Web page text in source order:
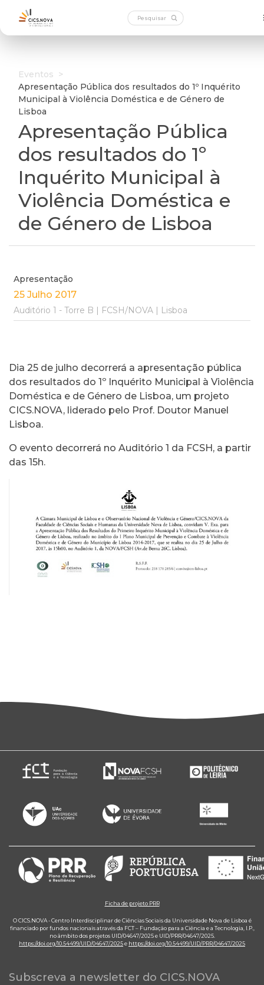
Eventos >
Apresentação Pública dos resultados do 1º Inquérito
Municipal à Violência Doméstica e de Género de
Lisboa
Apresentação Pública
dos resultados do 1º
Inquérito Municipal à
Violência Doméstica e
de Género de Lisboa
Dia 25 de julho decorrerá a apresentação pública
dos resultados do 1º Inquérito Municipal à Violência
Doméstica e de Género de Lisboa, um projeto
CICS.NOVA, liderado pelo Prof. Doutor Manuel
Lisboa.
O evento decorrerá no Auditório 1 da FCSH, a partir
das 15h.
Apresentação
25 Julho 2017
Auditório 1 - Torre B | FCSH/NOVA | Lisboa
Ficha de projeto PRR
O CICS.NOVA - Centro Interdisciplinar de Ciências Sociais da Universidade Nova de Lisboa é
financiado por fundos nacionais através da FCT – Fundação para a Ciência e a Tecnologia, I.P.,
no âmbito dos projetos UID/04647/2025 e UID/PRR/04647/2025.
https://doi.org/10.54499/UID/04647/2025e https://doi.org/10.54499/UID/PRR/04647/2025
Subscreva a newsletter do CICS.NOVA